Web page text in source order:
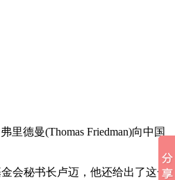
德曼(Thomas Friedman)向中国
会秘书长卢迈，他还给出了这一